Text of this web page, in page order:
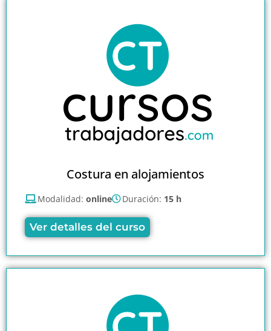
Costura en alojamientos
Modalidad: online Duración: 15 h
Ver detalles del curso